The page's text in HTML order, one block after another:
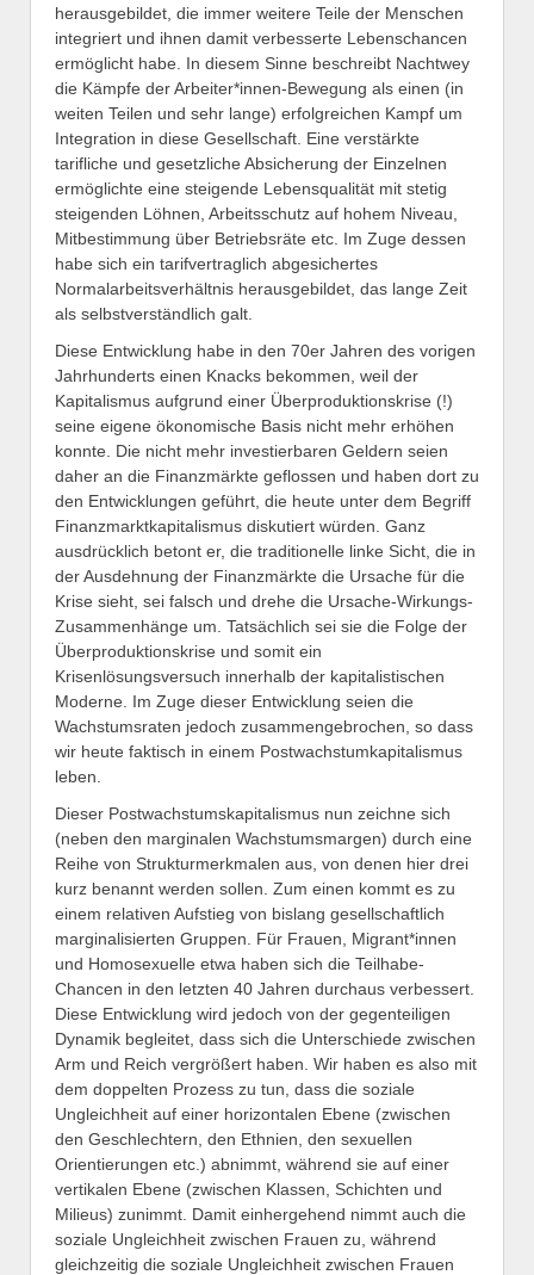
herausgebildet, die immer weitere Teile der Menschen
integriert und ihnen damit verbesserte Lebenschancen
ermöglicht habe. In diesem Sinne beschreibt Nachtwey
die Kämpfe der Arbeiter*innen-Bewegung als einen (in
weiten Teilen und sehr lange) erfolgreichen Kampf um
Integration in diese Gesellschaft. Eine verstärkte
tarifliche und gesetzliche Absicherung der Einzelnen
ermöglichte eine steigende Lebensqualität mit stetig
steigenden Löhnen, Arbeitsschutz auf hohem Niveau,
Mitbestimmung über Betriebsräte etc. Im Zuge dessen
habe sich ein tarifvertraglich abgesichertes
Normalarbeitsverhältnis herausgebildet, das lange Zeit
als selbstverständlich galt.
Diese Entwicklung habe in den 70er Jahren des vorigen
Jahrhunderts einen Knacks bekommen, weil der
Kapitalismus aufgrund einer Überproduktionskrise (!)
seine eigene ökonomische Basis nicht mehr erhöhen
konnte. Die nicht mehr investierbaren Geldern seien
daher an die Finanzmärkte geflossen und haben dort zu
den Entwicklungen geführt, die heute unter dem Begriff
Finanzmarktkapitalismus diskutiert würden. Ganz
ausdrücklich betont er, die traditionelle linke Sicht, die in
der Ausdehnung der Finanzmärkte die Ursache für die
Krise sieht, sei falsch und drehe die Ursache-Wirkungs-
Zusammenhänge um. Tatsächlich sei sie die Folge der
Überproduktionskrise und somit ein
Krisenlösungsversuch innerhalb der kapitalistischen
Moderne. Im Zuge dieser Entwicklung seien die
Wachstumsraten jedoch zusammengebrochen, so dass
wir heute faktisch in einem Postwachstumkapitalismus
leben.
Dieser Postwachstumskapitalismus nun zeichne sich
(neben den marginalen Wachstumsmargen) durch eine
Reihe von Strukturmerkmalen aus, von denen hier drei
kurz benannt werden sollen. Zum einen kommt es zu
einem relativen Aufstieg von bislang gesellschaftlich
marginalisierten Gruppen. Für Frauen, Migrant*innen
und Homosexuelle etwa haben sich die Teilhabe-
Chancen in den letzten 40 Jahren durchaus verbessert.
Diese Entwicklung wird jedoch von der gegenteiligen
Dynamik begleitet, dass sich die Unterschiede zwischen
Arm und Reich vergrößert haben. Wir haben es also mit
dem doppelten Prozess zu tun, dass die soziale
Ungleichheit auf einer horizontalen Ebene (zwischen
den Geschlechtern, den Ethnien, den sexuellen
Orientierungen etc.) abnimmt, während sie auf einer
vertikalen Ebene (zwischen Klassen, Schichten und
Milieus) zunimmt. Damit einhergehend nimmt auch die
soziale Ungleichheit zwischen Frauen zu, während
gleichzeitig die soziale Ungleichheit zwischen Frauen